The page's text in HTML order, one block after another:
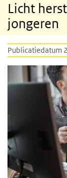
Licht
jongeren
Publicatiedatum